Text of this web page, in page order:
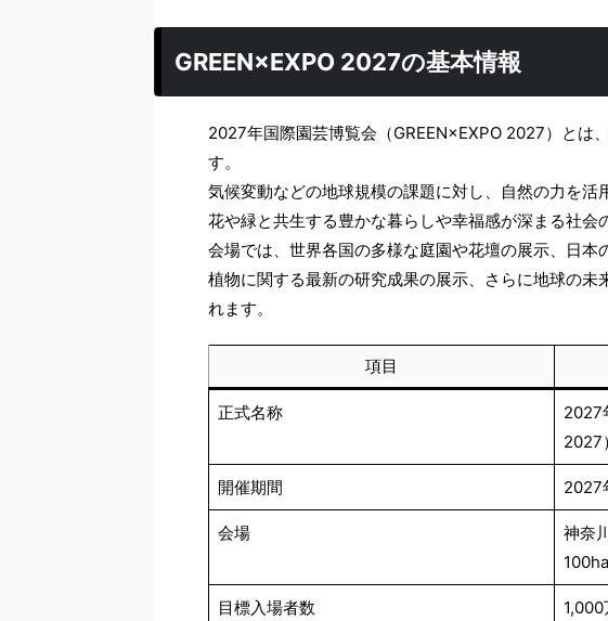
GREEN×EXPO 2027の基本情報
2027年国際園芸博覧会（GREEN×EXPO 2027）とは
す。
気候変動などの地球規模の課題に対し、自然の力を活
花や緑と共生する豊かな暮らしや幸福感が深まる社会
会場では、世界各国の多様な庭園や花壇の展示、日本
植物に関する最新の研究成果の展示、さらに地球の未
れます。
項目
正式名称
2027
2027）
開催期間 2027
会場
神奈
100ha
目標入場者数